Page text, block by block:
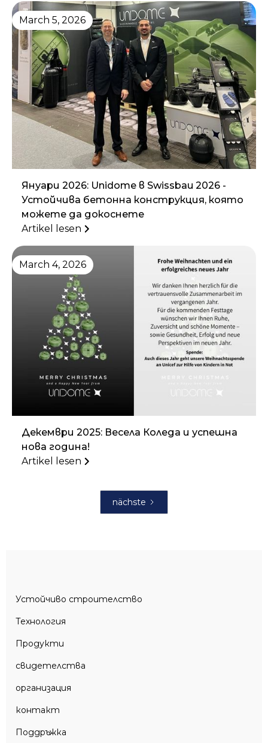
March 5, 2026
Януари 2026: Unidome в Swissbau 2026 -
Устойчива бетонна конструкция, която
можете да докоснете
Artikel lesen
March 4, 2026
Декември 2025: Весела Коледа и успешна
нова година!
Artikel lesen
nächste
Устойчиво строителство
Технология
Продукти
свидетелства
организация
контакт
Поддръжка